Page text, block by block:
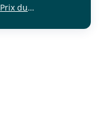
Prix du